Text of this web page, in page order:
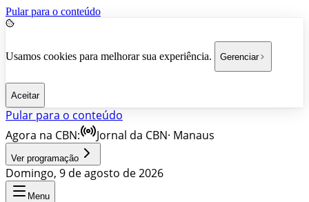
Pular para o conteúdo
Usamos cookies para melhorar sua experiência. Gerenciar
Aceitar
Pular para o conteúdo
Agora na CBN:
Jornal da CBN· Manaus
Ver programação
Domingo, 9 de agosto de 2026
Menu